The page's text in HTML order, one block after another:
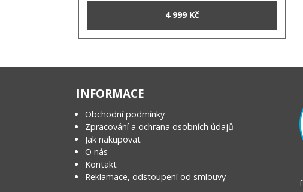
4 999 Kč
INFORMACE
Obchodní podmínky
Zpracování a ochrana osobních údajů
Jak nakupovat
O nás
Kontakt
Reklamace, odstoupení od smlouvy